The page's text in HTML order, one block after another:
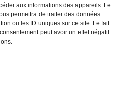
aux informations des appareils. Le
permettra de traiter des données
ou les ID uniques sur ce site. Le fait
peut avoir un effet négatif